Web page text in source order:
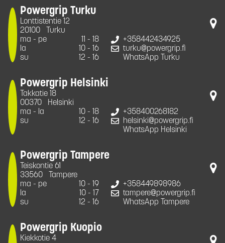
Powergrip Turku
Lonttistentie 12
20100
Turku
ma - pe
11 - 18
la
10 - 16
su
12 - 16
+358442434925
turku@powergrip.fi
WhatsApp Turku
Powergrip Helsinki
Takkatie 18
00370
Helsinki
ma - la
10 - 18
su
12 - 16
+358400268182
helsinki@powergrip.fi
WhatsApp Helsinki
Powergrip Tampere
Teiskontie 61
33560
Tampere
ma - pe
10 - 19
la
10 - 17
su
12 - 16
+358449898986
tampere@powergrip.fi
WhatsApp Tampere
Powergrip Kuopio
Kiekkotie 4